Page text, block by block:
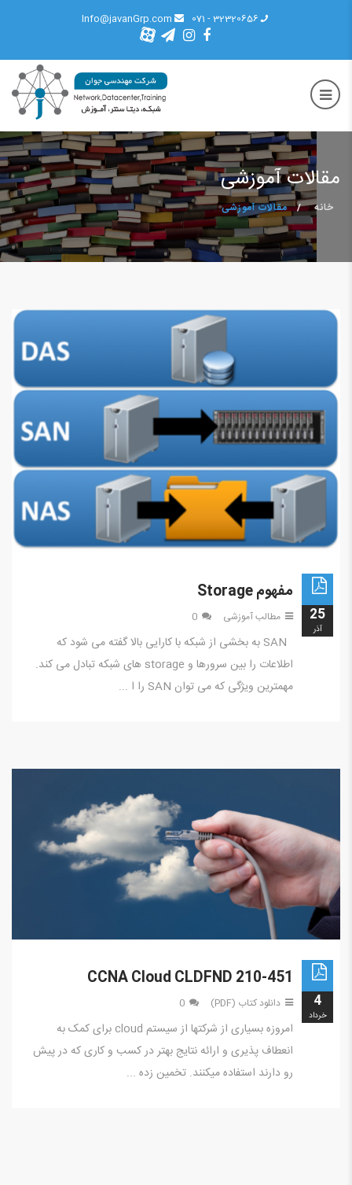
32320656 - 071
مقالات آموزشی
خانه مقالات آموزشی
مفهوم Storage
مطالب آموزشی 0
SAN به بخشی از شبکه با کارایی بالا گفته می شود که
اطلاعات را بین سرورها و storage های شبکه تبادل می کند.
مهمترین ویژگی که می توان SAN را ا ...
25
آذر
CCNA Cloud CLDFND 210-451
دانلود کتاب (PDF) 0
امروزه بسیاری از شرکتها از سیستم cloud برای کمک به
انعطاف پذیری و ارائه نتایج بهتر در کسب و کاری که در پیش
رو دارند استفاده میکنند. تخمین زده ...
4
خرداد